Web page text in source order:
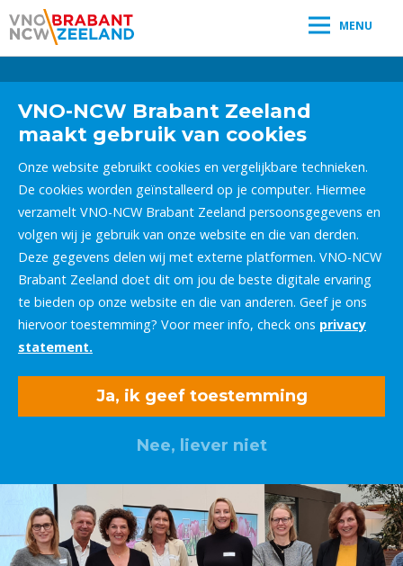
MENU
VNO-NCW Brabant Zeeland
maakt gebruik van cookies
Onze website gebruikt cookies en vergelijkbare technieken.
De cookies worden geïnstalleerd op je computer. Hiermee
verzamelt VNO-NCW Brabant Zeeland persoonsgegevens en
volgen wij je gebruik van onze website en die van derden.
Deze gegevens delen wij met externe platformen. VNO-NCW
Brabant Zeeland doet dit om jou de beste digitale ervaring
te bieden op onze website en die van anderen. Geef je ons
hiervoor toestemming? Voor meer info, check ons privacy
statement.
Ja, ik geef toestemming
Nee, liever niet